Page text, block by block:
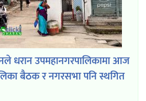
धरान उपमहानगरपालिकामा आज
बैठक र नगरसभा पनि स्थगित